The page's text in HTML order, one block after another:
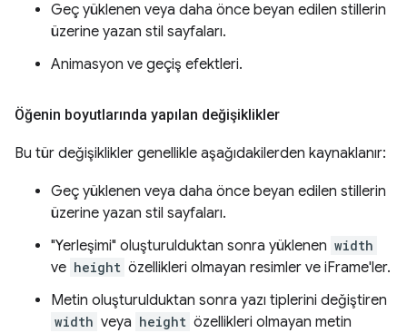
Geç yüklenen veya daha önce beyan edilen stillerin
üzerine yazan stil sayfaları.
Animasyon ve geçiş efektleri.
Öğenin boyutlarında yapılan değişiklikler
Bu tür değişiklikler genellikle aşağıdakilerden kaynaklanır:
Geç yüklenen veya daha önce beyan edilen stillerin
üzerine yazan stil sayfaları.
"Yerleşimi" oluşturulduktan sonra yüklenen width
ve height özellikleri olmayan resimler ve iFrame'ler.
Metin oluşturulduktan sonra yazı tiplerini değiştiren
width veya height özellikleri olmayan metin